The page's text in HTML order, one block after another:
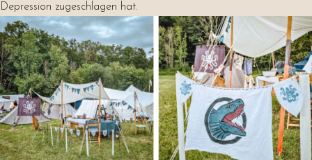
Depression zugeschlagen hat.